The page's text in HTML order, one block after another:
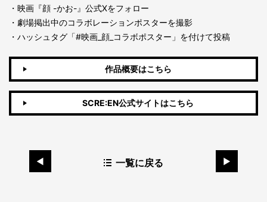
・映画『顔 -かお-』公式Xをフォロー
・劇場掲出中のコラボレーションポスターを撮影
・ハッシュタグ「#映画_顔_コラボポスター」を付けて投稿
作品概要はこちら
SCRE:EN公式サイトはこちら
一覧に戻る